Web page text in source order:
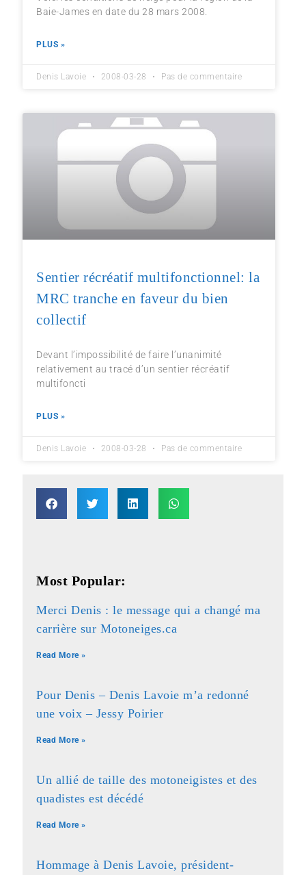
Baie-James en date du 28 mars 2008.
PLUS »
Denis Lavoie 2008-03-28 Pas de commentaire
Sentier récréatif multifonctionnel: la
MRC tranche en faveur du bien
collectif
Devant l’impossibilité de faire l’unanimité
relativement au tracé d’un sentier récréatif
multifoncti
PLUS »
Denis Lavoie 2008-03-28 Pas de commentaire
Most Popular:
Merci Denis : le message qui a changé ma
carrière sur Motoneiges.ca
Read More »
Pour Denis – Denis Lavoie m’a redonné
une voix – Jessy Poirier
Read More »
Un allié de taille des motoneigistes et des
quadistes est décédé
Read More »
Hommage à Denis Lavoie, président-